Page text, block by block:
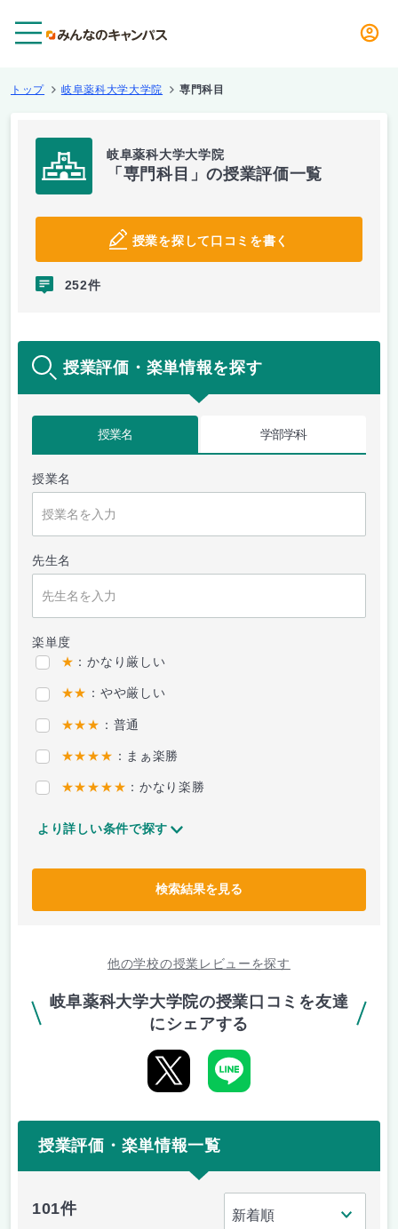
トップ 岐阜薬科大学大学院 専門科目
岐阜薬科大学大学院
「専門科目」の授業評価一覧
授業を探して口コミを書く
252件
授業評価・楽単情報を探す
授業名 学部学科
授業名
先生名
楽単度
★ ：かなり厳しい
★★ ：やや厳しい
★★★ ：普通
★★★★ ：まぁ楽勝
★★★★★ ：かなり楽勝
より詳しい条件で探す
検索結果を見る
他の学校の授業レビューを探す
岐阜薬科大学大学院の授業口コミを友達
にシェアする
授業評価・楽単情報一覧
101件